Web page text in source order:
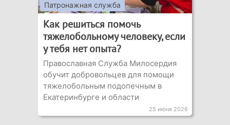
Патронажная служба
Как решиться помочь
тяжелобольному человеку, если
у тебя нет опыта?
Православная Служба Милосердия
обучит добровольцев для помощи
тяжелобольным подопечным в
Екатеринбурге и области
25 июня 2026